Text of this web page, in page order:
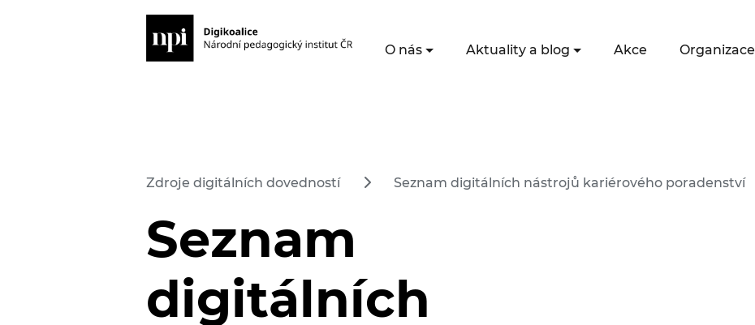
O nás Aktuality a blog Akce Organizace
Zdroje digitálních dovedností Seznam digitálních nástrojů kariérového poradenství
Seznam
digitálních